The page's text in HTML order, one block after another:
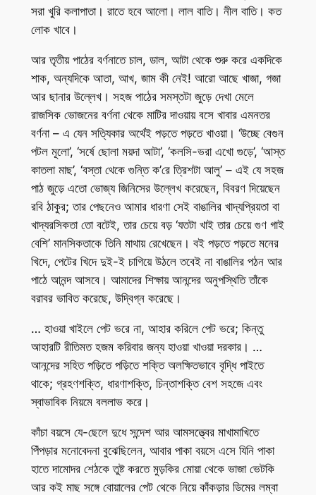
সরা খুরি কলাপাতা। রাতে হবে আলো। লাল বাতি। নীল বাতি। কত
লোক খাবে।
আর তৃতীয় পাঠের বর্ণনাতে চাল, ডাল, আটা থেকে শুরু করে একদিকে
শাক, অন্যদিকে আতা, আখ, জাম কী নেই! আরো আছে খাজা, গজা
আর ছানার উল্লেখ। সহজ পাঠের সমস্তটা জুড়ে দেখা মেলে
রাজসিক ভোজনের বর্ণনা থেকে মাটির দাওয়ায় বসে খাবার এমনতর
বর্ণনা – এ যেন সত্যিকার অর্থেই পড়তে পড়তে খাওয়া। ‘উচ্ছে বেগুন
পটল মূলো’, ‘সর্ষে ছোলা ময়দা আটা’, ‘কলসি-ভরা এখো গুড়ে’, ‘আস্ত
কাতলা মাছ’, ‘বস্তা থেকে গুন্তি ক’রে ত্রিশটা আলু’ – এই যে সহজ
পাঠ জুড়ে এতো ভোজ্য জিনিসের উল্লেখ করেছেন, বিবরণ দিয়েছেন
রবি ঠাকুর; তার পেছনেও আমার ধারণা সেই বাঙালির খাদ্যপ্রিয়তা বা
খাদ্যরসিকতা তো বটেই, তার চেয়ে বড় ‘যতটা খাই তার চেয়ে গুণ গাই
বেশি’ মানসিকতাকে তিনি মাথায় রেখেছেন। বই পড়তে পড়তে মনের
খিদে, পেটের খিদে দুই-ই চাগিয়ে উঠলে তবেই না বাঙালির পঠন আর
পাঠে আনন্দ আসবে। আমাদের শিক্ষায় আনন্দের অনুপস্থিতি তাঁকে
বরাবর ভাবিত করেছে, উদ্বিগ্ন করেছে।
… হাওয়া খাইলে পেট ভরে না, আহার করিলে পেট ভরে; কিন্তু
আহারটি রীতিমত হজম করিবার জন্য হাওয়া খাওয়া দরকার। …
আনন্দের সহিত পড়িতে পড়িতে শক্তি অলক্ষিতভাবে বৃদ্ধি পাইতে
থাকে; গ্রহণশক্তি, ধারণাশক্তি, চিন্তাশক্তি বেশ সহজে এবং
স্বাভাবিক নিয়মে বললাভ করে।
কাঁচা বয়সে যে-ছেলে দুধে সন্দেশ আর আমসত্ত্বের মাখামাখিতে
পিঁপড়ার মনোবেদনা বুঝেছিলেন, আবার পাকা বয়সে এসে যিনি পাকা
হাতে দামোদর শেঠকে তুষ্ট করতে মুড়কির মোয়া থেকে ভাজা ভেটকি
আর কই মাছ সঙ্গে বোয়ালের পেট থেকে নিয়ে কাঁকড়ার ডিমের লম্বা